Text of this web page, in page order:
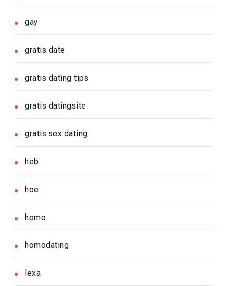
gay
gratis date
gratis dating tips
gratis datingsite
gratis sex dating
heb
hoe
homo
homodating
lexa